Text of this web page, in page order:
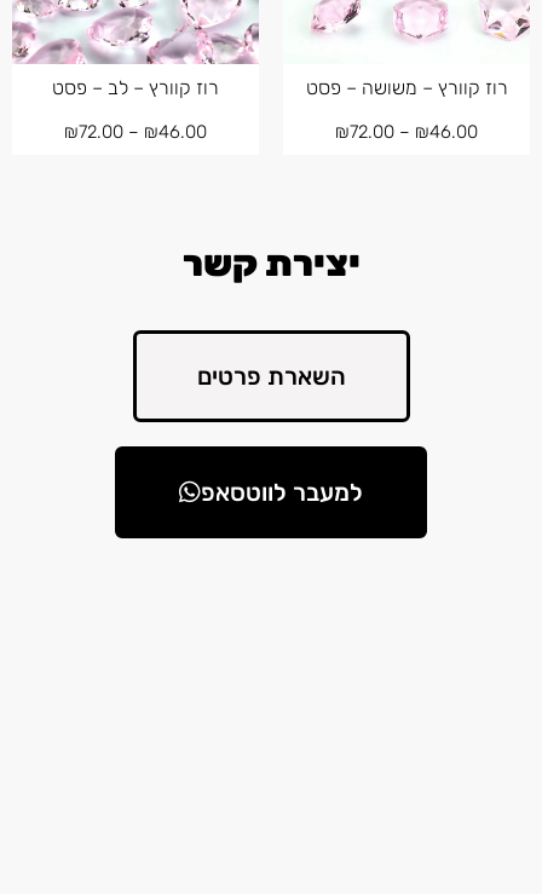
רוז קוורץ – משושה – פסט
₪46.00
–
₪72.00
רוז קוורץ – לב – פסט
₪46.00
–
₪72.00
יצירת קשר
השארת פרטים
למעבר לווטסאפ